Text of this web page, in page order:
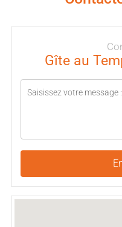
Gîte au